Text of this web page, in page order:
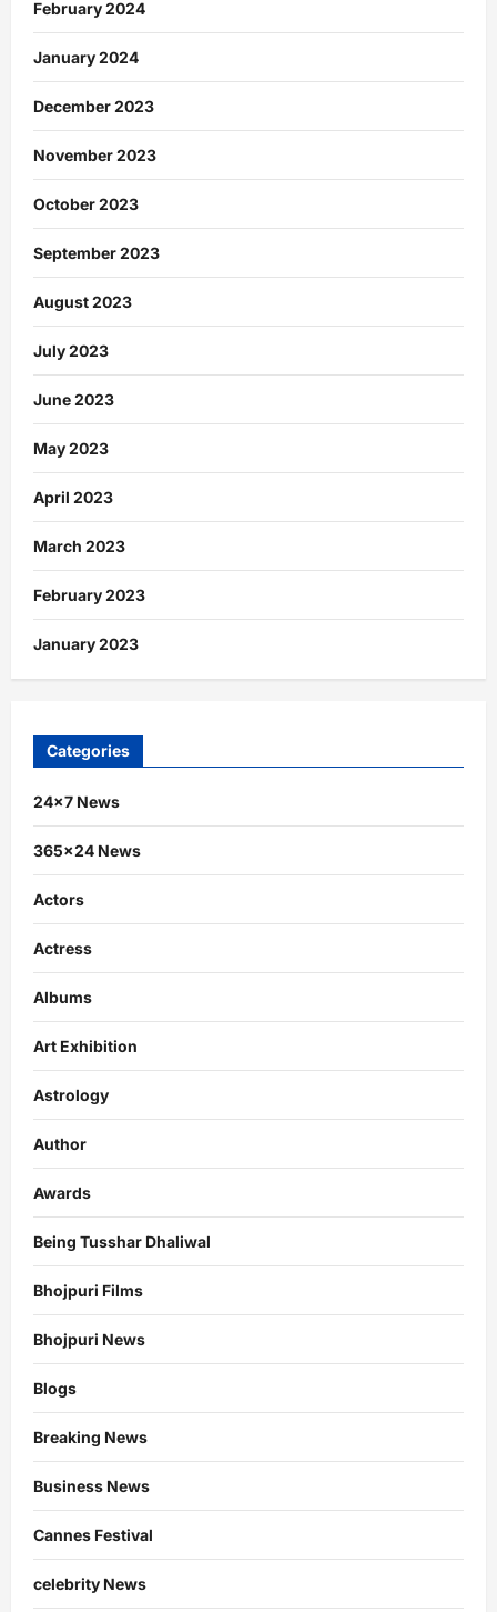
February 2024
January 2024
December 2023
November 2023
October 2023
September 2023
August 2023
July 2023
June 2023
May 2023
April 2023
March 2023
February 2023
January 2023
Categories
24×7 News
365×24 News
Actors
Actress
Albums
Art Exhibition
Astrology
Author
Awards
Being Tusshar Dhaliwal
Bhojpuri Films
Bhojpuri News
Blogs
Breaking News
Business News
Cannes Festival
celebrity News